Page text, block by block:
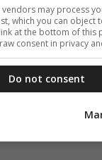
Γυναικείας
«
πνευματικού
της χοράρχου
Νεαπόλεως
vendors may process
which you can object
at the bottom of this
consent in privacy
Do not consent